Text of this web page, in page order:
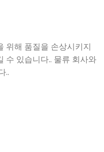
위해 품질을 손상시키지
수 있습니다.. 물류 회사와
..